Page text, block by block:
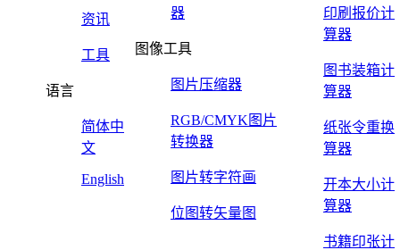
资讯
工具
语言
简体中
文
English
器
图像工具
图片压缩器
RGB/CMYK图片
转换器
图片转字符画
位图转矢量图
印刷报价计
算器
图书装箱计
算器
纸张令重换
算器
开本大小计
算器
书籍印张计